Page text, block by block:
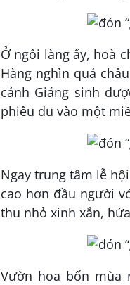
Ở ngôi làng ấy, hoà
Hàng nghìn quả
cảnh Giáng sinh
phiêu du vào một
Ngay trung tâm lễ
cao hơn đầu người
thu nhỏ xinh xắn,
Vườn hoa bốn mùa